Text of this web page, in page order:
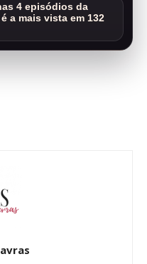
4 episódios da
a mais vista em 132